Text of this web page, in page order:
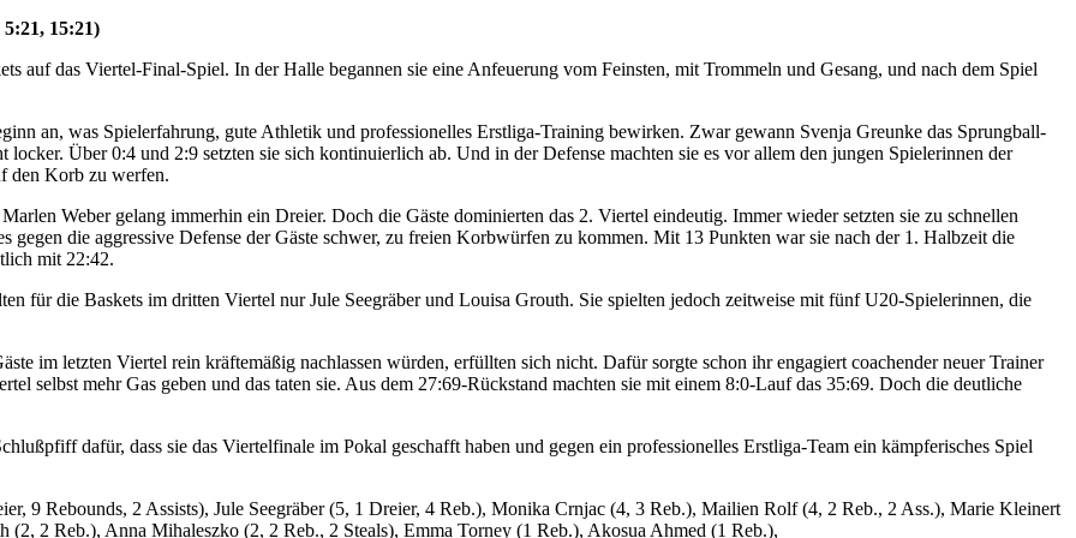
15:21)
auf das Viertel-Final-Spiel. In der Halle begannen sie eine Anfeuerung vom Feinsten, mit Trommeln und Gesang, und nach dem Spiel
an, was Spielerfahrung, gute Athletik und professionelles Erstliga-Training bewirken. Zwar gewann Svenja Greunke das Sprungball-
Über 0:4 und 2:9 setzten sie sich kontinuierlich ab. Und in der Defense machten sie es vor allem den jungen Spielerinnen der
den Korb zu werfen.
Weber gelang immerhin ein Dreier. Doch die Gäste dominierten das 2. Viertel eindeutig. Immer wieder setzten sie zu schnellen
die aggressive Defense der Gäste schwer, zu freien Korbwürfen zu kommen. Mit 13 Punkten war sie nach der 1. Halbzeit die
mit 22:42.
für die Baskets im dritten Viertel nur Jule Seegräber und Louisa Grouth. Sie spielten jedoch zeitweise mit fünf U20-Spielerinnen, die
im letzten Viertel rein kräftemäßig nachlassen würden, erfüllten sich nicht. Dafür sorgte schon ihr engagiert coachender neuer Trainer
selbst mehr Gas geben und das taten sie. Aus dem 27:69-Rückstand machten sie mit einem 8:0-Lauf das 35:69. Doch die deutliche
dafür, dass sie das Viertelfinale im Pokal geschafft haben und gegen ein professionelles Erstliga-Team ein kämpferisches Spiel
9 Rebounds, 2 Assists), Jule Seegräber (5, 1 Dreier, 4 Reb.), Monika Crnjac (4, 3 Reb.), Mailien Rolf (4, 2 Reb., 2 Ass.), Marie Kleinert
2 Reb.), Anna Mihaleszko (2, 2 Reb., 2 Steals), Emma Torney (1 Reb.), Akosua Ahmed (1 Reb.),